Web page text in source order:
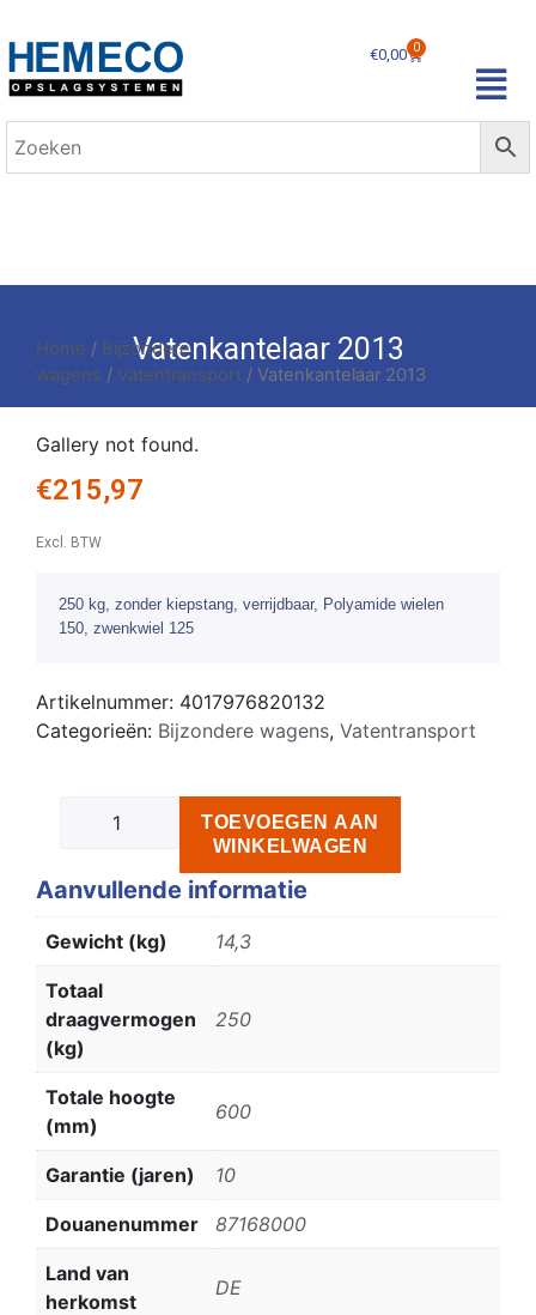
€0,00 0
Vatenkantelaar 2013
Home / Bijzondere
wagens / Vatentransport / Vatenkantelaar 2013
Gallery not found.
€215,97
Excl. BTW
250 kg, zonder kiepstang, verrijdbaar, Polyamide wielen
150, zwenkwiel 125
Artikelnummer: 4017976820132
Categorieën: Bijzondere wagens, Vatentransport
TOEVOEGEN AAN
WINKELWAGEN
Aanvullende informatie
Gewicht (kg) 14,3
Totaal
draagvermogen
(kg)
250
Totale hoogte
(mm)
600
Garantie (jaren) 10
Douanenummer 87168000
Land van
herkomst
DE